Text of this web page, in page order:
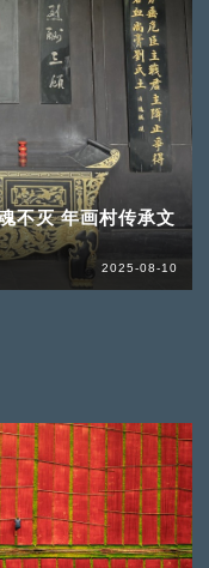
不灭 年画村传承文
2025-08-10